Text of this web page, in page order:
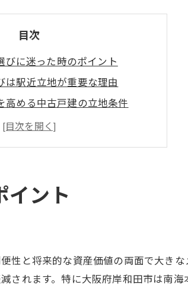
目次
びに迷った時のポイント
は駅近立地が重要な理由
高める中古戸建の立地条件
時に気を付けたい周辺環境
古物件を選ぶ際の判断基準
阪府岸和田市で見つける秘訣
る理想の住まい探し術
で快適生活を実現する方法
ント
と将来的な資産価値の両面で大き
れます。特に大阪府岸和田市は南海